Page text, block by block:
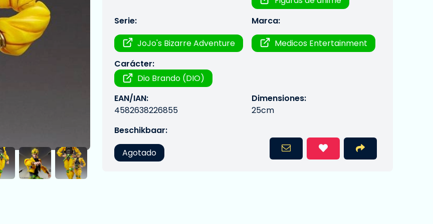
Serie:
JoJo's Bizarre Adventure
Marca:
Medicos Entertainment
Carácter:
Dio Brando (DIO)
EAN/IAN:
4582638226855
Dimensiones:
25cm
Beschikbaar:
Agotado